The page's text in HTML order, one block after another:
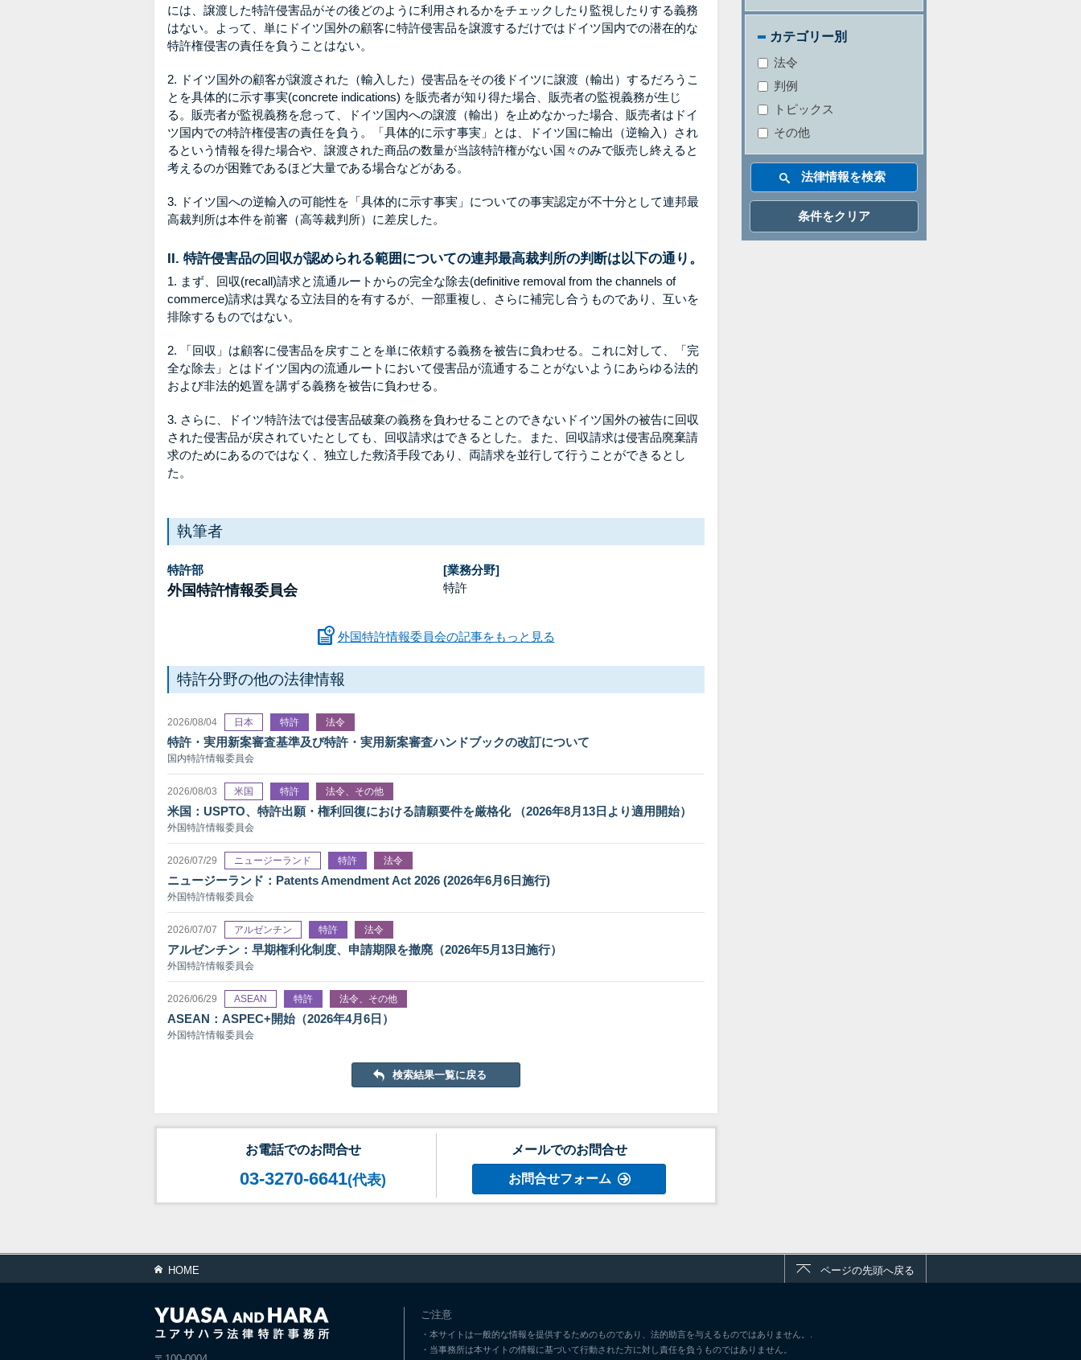
には、譲渡した特許侵害品がその後どのように利用されるかをチェックしたり監視したりする義務
はない。よって、単にドイツ国外の顧客に特許侵害品を譲渡するだけではドイツ国内での潜在的な
特許権侵害の責任を負うことはない。
2. ドイツ国外の顧客が譲渡された（輸入した）侵害品をその後ドイツに譲渡（輸出）するだろうこ
とを具体的に示す事実(concrete indications) を販売者が知り得た場合、販売者の監視義務が生じ
る。販売者が監視義務を怠って、ドイツ国内への譲渡（輸出）を止めなかった場合、販売者はドイ
ツ国内での特許権侵害の責任を負う。「具体的に示す事実」とは、ドイツ国に輸出（逆輸入）され
るという情報を得た場合や、譲渡された商品の数量が当該特許権がない国々のみで販売し終えると
考えるのが困難であるほど大量である場合などがある。
3. ドイツ国への逆輸入の可能性を「具体的に示す事実」についての事実認定が不十分として連邦最
高裁判所は本件を前審（高等裁判所）に差戻した。
II. 特許侵害品の回収が認められる範囲についての連邦最高裁判所の判断は以下の通り。
1. まず、回収(recall)請求と流通ルートからの完全な除去(definitive removal from the channels of
commerce)請求は異なる立法目的を有するが、一部重複し、さらに補完し合うものであり、互いを
排除するものではない。
2. 「回収」は顧客に侵害品を戻すことを単に依頼する義務を被告に負わせる。これに対して、「完
全な除去」とはドイツ国内の流通ルートにおいて侵害品が流通することがないようにあらゆる法的
および非法的処置を講ずる義務を被告に負わせる。
3. さらに、ドイツ特許法では侵害品破棄の義務を負わせることのできないドイツ国外の被告に回収
された侵害品が戻されていたとしても、回収請求はできるとした。また、回収請求は侵害品廃棄請
求のためにあるのではなく、独立した救済手段であり、両請求を並行して行うことができるとし
た。
執筆者
特許部
外国特許情報委員会
[業務分野]
特許
外国特許情報委員会の記事をもっと見る
特許分野の他の法律情報
2026/08/04 日本 特許 法令
特許・実用新案審査基準及び特許・実用新案審査ハンドブックの改訂について
国内特許情報委員会
2026/08/03 米国 特許 法令、その他
米国：USPTO、特許出願・権利回復における請願要件を厳格化 （2026年8月13日より適用開始）
外国特許情報委員会
2026/07/29 ニュージーランド 特許 法令
ニュージーランド：Patents Amendment Act 2026 (2026年6月6日施行)
外国特許情報委員会
2026/07/07 アルゼンチン 特許 法令
アルゼンチン：早期権利化制度、申請期限を撤廃（2026年5月13日施行）
外国特許情報委員会
2026/06/29 ASEAN 特許 法令、その他
ASEAN：ASPEC+開始（2026年4月6日）
外国特許情報委員会
検索結果一覧に戻る
お電話でのお問合せ
03-3270-6641(代表)
メールでのお問合せ
お問合せフォーム
カテゴリー別
法令
判例
トピックス
その他
条件をクリア
HOME ページの先頭へ戻る
ご注意
・本サイトは一般的な情報を提供するためのものであり、法的助言を与えるものではありません。.
・当事務所は本サイトの情報に基づいて行動された方に対し責任を負うものではありません。